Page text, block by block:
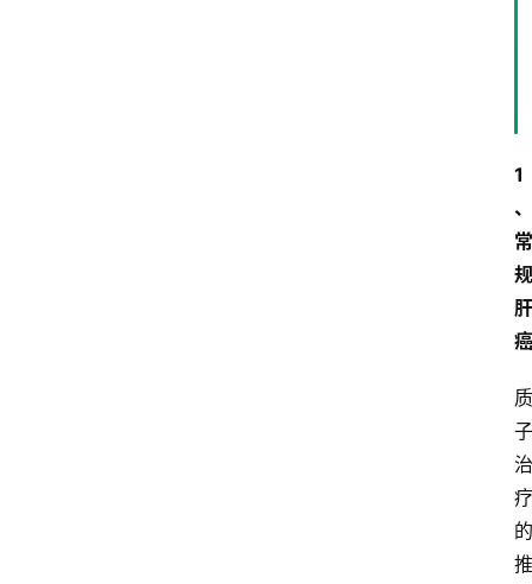
1
、
常
规
肝
癌
质
子
治
疗
的
推